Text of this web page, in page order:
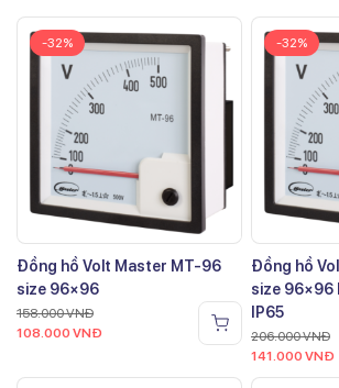
-32%
Đồng hồ Volt Master MT-96
size 96×96
158.000VNĐ
108.000 VNĐ
-32%
Đồng hồ
size 96×96
IP65
206.000VNĐ
141.000 VNĐ